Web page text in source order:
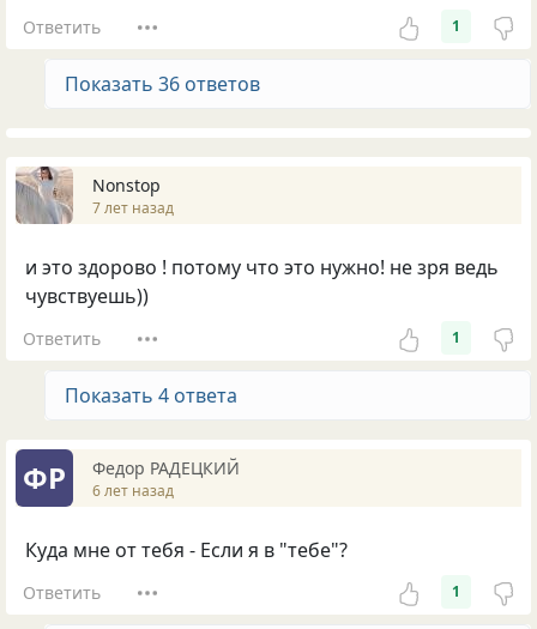
Ответить 1
Показать 36 ответов
Nonstop
7 лет назад
и это здорово ! потому что это нужно! не зря ведь
чувствуешь))
Ответить 1
Показать 4 ответа
ФР Федор РАДЕЦКИЙ
6 лет назад
Куда мне от тебя - Если я в "тебе"?
Ответить 1